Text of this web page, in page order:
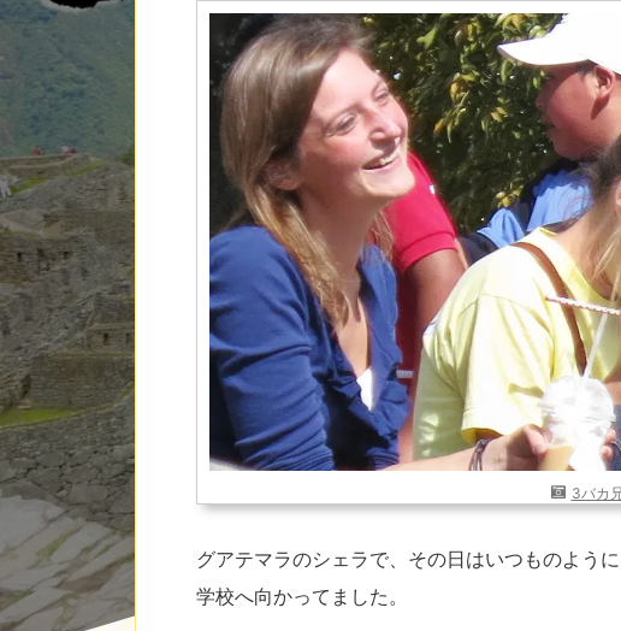
3バカ
グアテマラのシェラで、その日はいつものよう
学校へ向かってました。